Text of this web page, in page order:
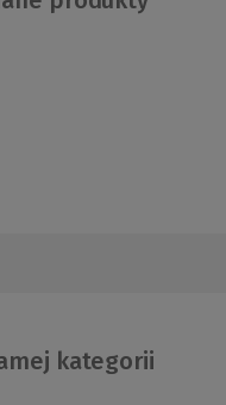
kategorii